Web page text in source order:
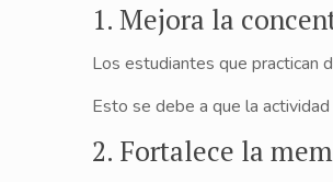
1. Mejora la
Los estudiantes que practican
Esto se debe a que la
2. Fortalece la